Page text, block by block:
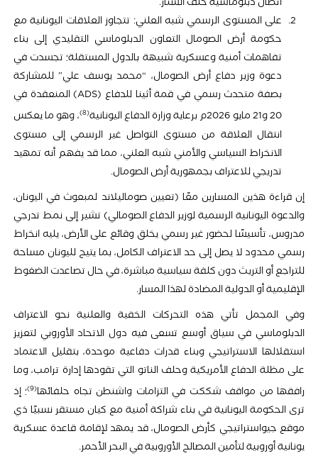
اتصال دبلوماسية خلف الستار.
على المستوى الرسمي شبه العلني: تتجاوز العلاقات اليونانية مع
حكومة أرض الصومال التعاون الدبلوماسي التقليدي إلى بناء
تفاهمات أمنية وعسكرية شبيهة بالدول المستقلة؛ تجسدت في
دعوة وزير دفاع أرض الصومال، “محمد يوسف علي” للمشاركة
بصفة متحدث رسمي في قمة أثينا للدفاع (ADS) المنعقدة في
20 و21 مايو 2026م برعاية وزارة الدفاع اليونانية
8 ، وهو ما يعكس
انتقال العلاقة من مستوى التواصل غير الرسمي إلى مستوى
الانخراط السياسي والأمني شبه العلني، مما قد يفهم أنه تمهيد
تدريجي للاعتراف بجمهورية أرض الصومال.
إن قراءة هذين المسارين معًا (تعيين صوماليلاند لمبعوث في اليونان،
والدعوة اليونانية الرسمية لوزير الدفاع الصومالي) تشير إلى نمط تدرجي
مدروس، تأسيسًا لحضور غير رسمي يخلق وقائع على الأرض، يليه انخراط
رسمي محدود لا يصل إلى حد الاعتراف الكامل، بما يتيح لليونان مساحة
للتراجع أو التريث دون كلفة سياسية مباشرة، في حال تصاعدت الضغوط
الإقليمية أو الدولية المضادة لهذا المسار.
وفي المجمل تأتي هذه التحركات الخفية والعلنية نحو الاعتراف
الدبلوماسي في سياق أوسع تسعى فيه دول الاتحاد الأوروبي لتعزيز
استقلالها الاستراتيجي وبناء قدرات دفاعية موحدة، بتقليل الاعتماد
على مظلة الدفاع الأمريكية وحلف الناتو التي تقودها إدارة ترامب، وما
رافقها من مواقف شككت في التزامات واشنطن تجاه حلفائها 9 ؛ إذ
ترى الحكومة اليونانية في بناء شراكة أمنية مع كيان مستقر نسبيًا ذي
موقع جيواستراتيجي كأرض الصومال، قد يمهد لإقامة قاعدة عسكرية
يونانية أوروبية لتأمين المصالح الأوروبية في البحر الأحمر.